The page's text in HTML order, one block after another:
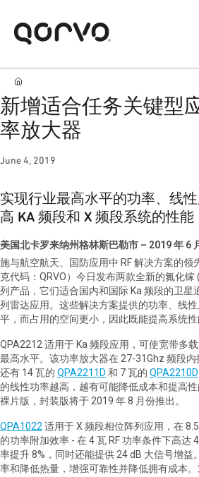
新增适合任务关键型
率放大器
June 4, 2019
实现行业最高水平的功率、线
高 KA 频段和 X 频段系统的性能
美国北卡罗来纳州格林斯巴勒市 – 2019年 6
施与航空航天、国防应用中 RF 解决方案的领
克代码：QRVO）今日发布两款全新的氮化镓
列产品，它们适合国内和国际 Ka 频段的卫星
列雷达应用。这些解决方案提供的功率、线
平，而占用的空间更小，因此既能提高系统性
QPA2212 适用于 Ka 频段应用，可使宽带多
最高水平。该功率放大器在 27-31Ghz 频段内
还有 14 瓦的 QPA2211D 和 7 瓦的 QPA2210D
的线性功率越高，越有可能降低成本和提高
裸片版，封装版将于 2019 年 8 月份推出。
QPA1022 适用于 X 频段相位阵列应用，在
的功率附加效率 - 在 4 瓦 RF 功率条件下高达
率提升 8%，同时还能提供 24 dB 大信号增益
率和降低热量，增强可靠性并降低拥有成本